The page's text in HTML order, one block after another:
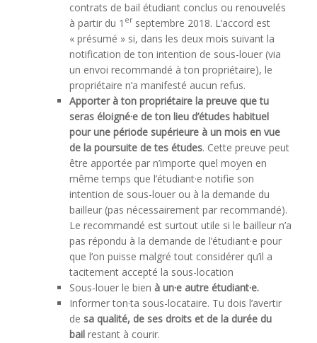
contrats de bail étudiant conclus ou renouvelés
à partir du 1 erseptembre 2018. L’accord est
« présumé » si, dans les deux mois suivant la
notification de ton intention de sous-louer (via
un envoi recommandé à ton propriétaire), le
propriétaire n’a manifesté aucun refus.
Apporter à ton propriétaire la preuve que tu
seras éloigné·e de ton lieu d’études habituel
pour une période supérieure à un mois en vue
de la poursuite de tes études. Cette preuve peut
être apportée par n’importe quel moyen en
même temps que l’étudiant·e notifie son
intention de sous-louer ou à la demande du
bailleur (pas nécessairement par recommandé).
Le recommandé est surtout utile si le bailleur n’a
pas répondu à la demande de l’étudiant·e pour
que l’on puisse malgré tout considérer qu’il a
tacitement accepté la sous-location
Sous-louer le bien à un·e autre étudiant·e.
Informer ton·ta sous-locataire. Tu dois l’avertir
de sa qualité, de ses droits et de la durée du
bail restant à courir.